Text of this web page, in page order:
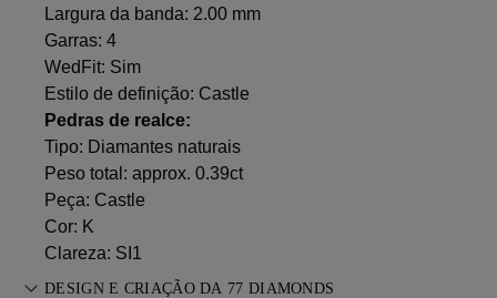
Largura da banda: 2.00 mm
Garras: 4
WedFit: Sim
Estilo de definição: Castle
Pedras de realce:
Tipo: Diamantes naturais
Peso total: approx. 0.39ct
Peça: Castle
Cor: K
Clareza: SI1
DESIGN E CRIAÇÃO DA 77 DIAMONDS